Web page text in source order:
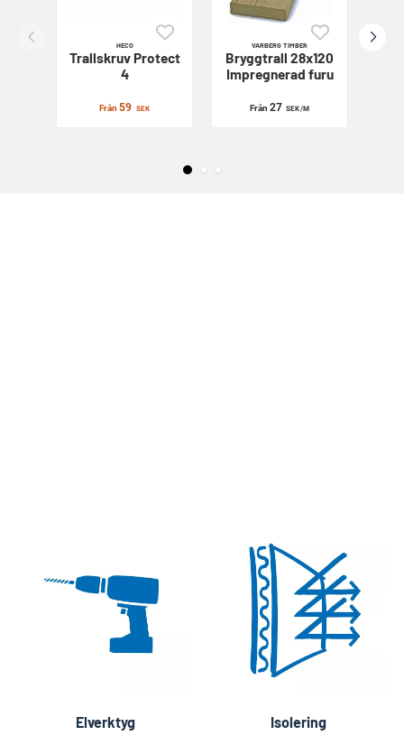
HECO
TrallskruvProtect
4
Från59 SEK
VARBERG TIMBER
Bryggtrall 28x120
Impregnerad furu
Från 27 SEK/M
Elverktyg Isolering